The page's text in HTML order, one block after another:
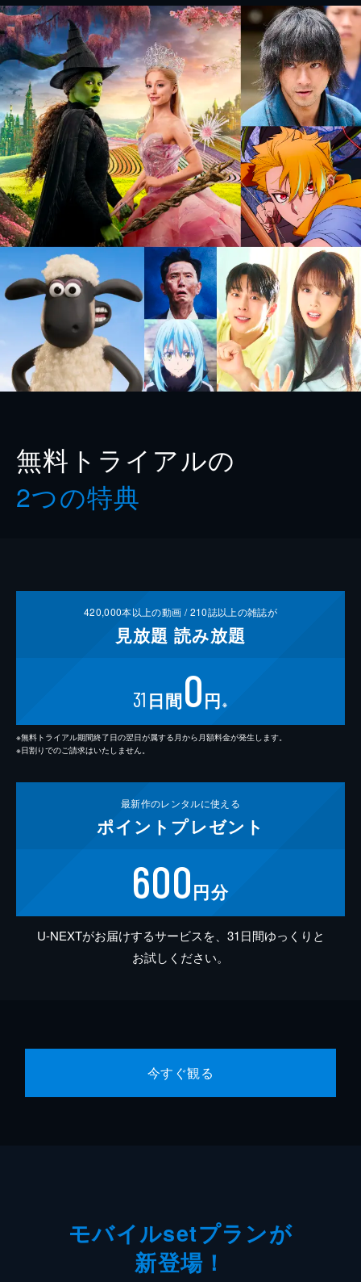
無料トライアルの
2つの特典
420,000本以上の動画 /210誌以上の雑誌が
見放題 読み放題
31 日間0円 ※
※無料トライアル期間終了日の翌日が属する月から月額料金が発生します。
※日割りでのご請求はいたしません。
最新作のレンタルに使える
ポイント プレゼント
600円分
U-NEXTがお届けするサービスを、31日間ゆっくりと
お試しください。
今すぐ観る
モバイルsetプランが
新登場！